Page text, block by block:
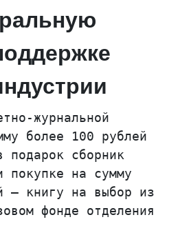
журнальной
более 100 рублей
подарок сборник
покупке на сумму
– книгу на выбор из
фонде отделения